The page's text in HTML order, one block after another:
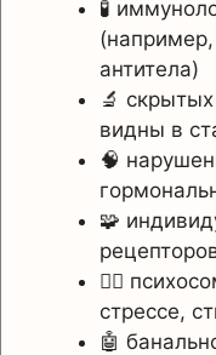
🧪
антитела)
🔬
видны в
🧠
🧩
🧘‍♂️
стрессе,
🤖